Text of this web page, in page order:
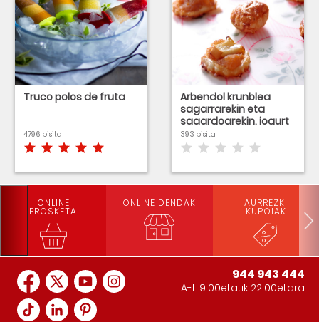
Truco polos de fruta
4796 bisita
Arbendol krunblea
sagarrarekin eta
sagardoarekin, jogurt
izozkiarekin
393 bisita
ONLINE
EROSKETA
ONLINE DENDAK AURREZKI
KUPOIAK
944 943 444
A-L 9:00etatik 22:00etara